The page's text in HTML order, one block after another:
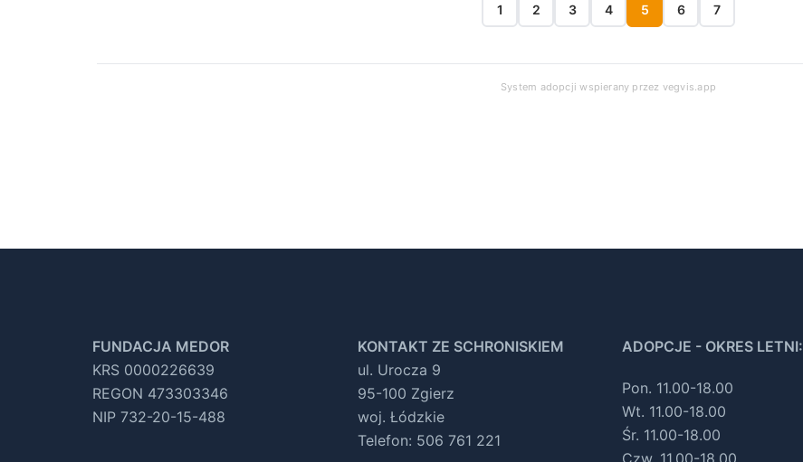
1 2 3 4 5 6 7
System adopcji wspierany przez vegvis.app
FUNDACJA MEDOR
KRS 0000226639
REGON 473303346
NIP 732-20-15-488
KONTAKT ZE SCHRONISKIEM
ul. Urocza 9
95-100 Zgierz
woj. Łódzkie
Telefon: 506 761 221
ADOPCJE - OKRES LETNI:
Pon. 11.00-18.00
Wt. 11.00-18.00
Śr. 11.00-18.00
Czw. 11.00-18.00